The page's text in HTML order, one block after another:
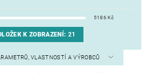
5186 Kč
K ZOBRAZENÍ: 21
VLASTNOSTÍ A VÝROBCŮ